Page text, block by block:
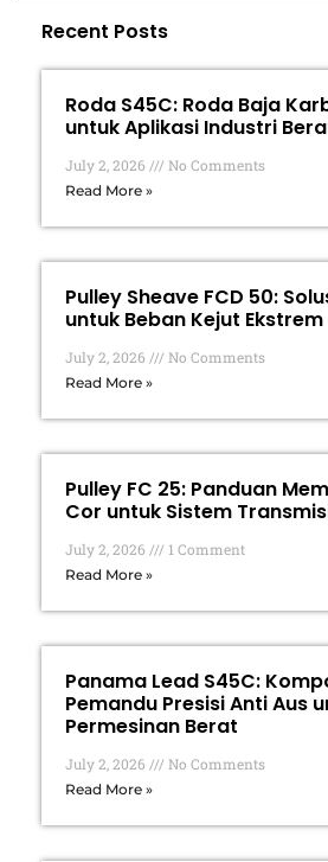
Recent Posts
Roda S45C: Roda Baja
untuk Aplikasi Industri
July 2, 2026 No Comments
Read More »
Pulley Sheave FCD 50:
untuk Beban Kejut Ekstrem
July 2, 2026 No Comments
Read More »
Pulley FC 25: Panduan
Cor untuk Sistem
July 2, 2026 1 Comment
Read More »
Panama Lead S45C:
Pemandu Presisi Anti Aus
Permesinan Berat
July 2, 2026 No Comments
Read More »